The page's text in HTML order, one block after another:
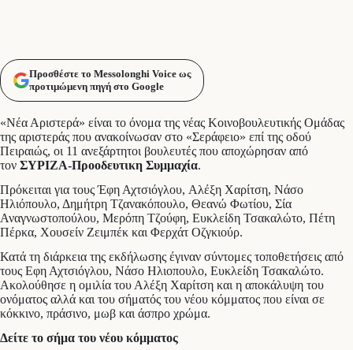
Προσθέστε το Messolonghi Voice ως
προτιμώμενη πηγή στο Google
«Νέα Αριστερά» είναι το όνομα της νέας Κοινοβουλευτικής Ομάδας
της αριστεράς που ανακοίνωσαν στο «Σεράφειο» επί της οδού
Πειραιώς, οι 11 ανεξάρτητοι βουλευτές που αποχώρησαν από
τον ΣΥΡΙΖΑ-Προοδευτικη Συμμαχία.
Πρόκειται για τους Έφη Αχτσιόγλου, Αλέξη Χαρίτση, Νάσο
Ηλιόπουλο, Δημήτρη Τζανακόπουλο, Θεανώ Φωτίου, Σία
Αναγνωστοπούλου, Μερόπη Τζούφη, Ευκλείδη Τσακαλώτο, Πέτη
Πέρκα, Χουσείν Ζειμπέκ και Φερχάτ Οζγκιούρ.
Κατά τη διάρκεια της εκδήλωσης έγιναν σύντομες τοποθετήσεις από
τους Εφη Αχτσιόγλου, Νάσο Ηλιοπουλο, Ευκλείδη Τσακαλώτο.
Ακολούθησε η ομιλία του Αλέξη Χαρίτση και η αποκάλυψη του
ονόματος αλλά και του σήματός του νέου κόμματος που είναι σε
κόκκινο, πράσινο, μωβ και άσπρο χρώμα.
Δείτε το σήμα του νέου κόμματος